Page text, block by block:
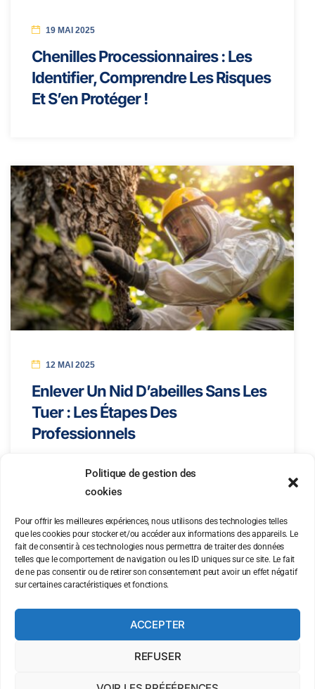
Politique de gestion des
cookies
Pour offrir les meilleures expériences, nous utilisons des technologies telles
que les cookies pour stocker et/ou accéder aux informations des appareils. Le
fait de consentir à ces technologies nous permettra de traiter des données
telles que le comportement de navigation ou les ID uniques sur ce site. Le fait
de ne pas consentir ou de retirer son consentement peut avoir un effet négatif
sur certaines caractéristiques et fonctions.
ACCEPTER
REFUSER
19 MAI 2025
Chenilles Processionnaires : Les
Identifier, Comprendre Les Risques
Et S’en Protéger !
12 MAI 2025
Enlever Un Nid D’abeilles Sans Les
Tuer : Les Étapes Des
Professionnels